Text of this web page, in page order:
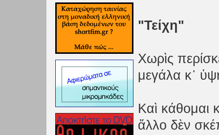
"Τείχη"
Χωρὶς
μεγάλα κ᾿
Καὶ κάθομαι
ἄλλο δὲν